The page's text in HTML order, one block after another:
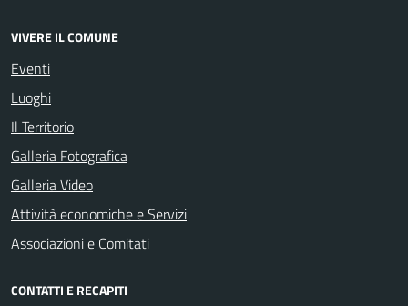
VIVERE IL COMUNE
Eventi
Luoghi
Il Territorio
Galleria Fotografica
Galleria Video
Attività economiche e Servizi
Associazioni e Comitati
CONTATTI E RECAPITI